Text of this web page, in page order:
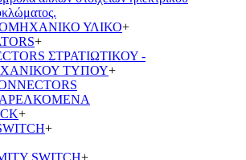
ΥΛΙΚΟ+
+
ΣΤΡΑΤΙΩΤΙΚΟΥ -
ΤΥΠΟΥ+
+
+
SWITCH+